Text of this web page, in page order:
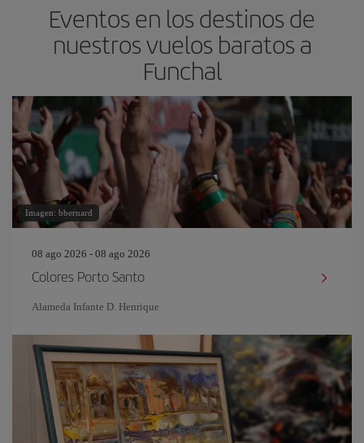
Eventos en los destinos de
nuestros vuelos baratos a
Funchal
Imagen: bbernard
08 ago 2026 - 08 ago 2026
Colores Porto Santo
Alameda Infante D. Henrique